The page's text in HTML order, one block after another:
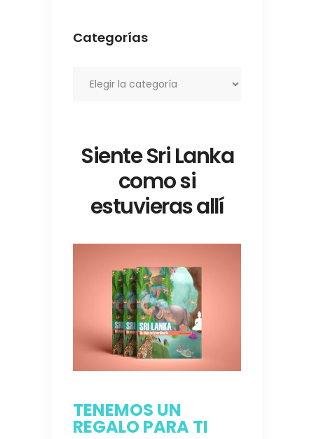
Categorías
Siente Sri Lanka
como si
estuvieras allí
TENEMOS UN
REGALO PARA TI